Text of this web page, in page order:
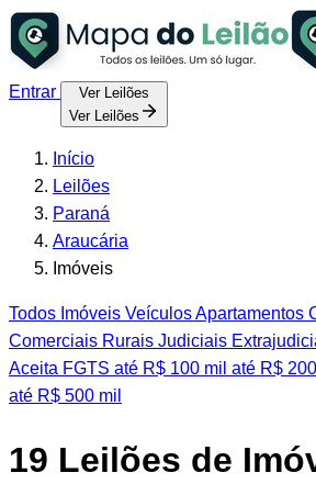
Entrar
Ver Leilões
Ver Leilões
Início
Leilões
Paraná
Araucária
Imóveis
Todos Imóveis VeículosApartamentos
Comerciais Rurais Judiciais
Aceita FGTS até R$ 100 mil até R$
até R$ 500 mil
19 Leilões de